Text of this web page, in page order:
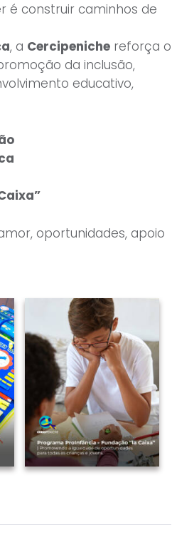
é construir caminhos de
, a Cercipeniche reforça o
da inclusão,
educativo,
oportunidades, apoio